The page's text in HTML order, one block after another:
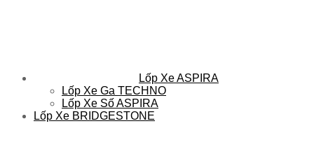
Lốp Xe ASPIRA
Lốp Xe Ga TECHNO
Lốp Xe Số ASPIRA
Lốp Xe BRIDGESTONE